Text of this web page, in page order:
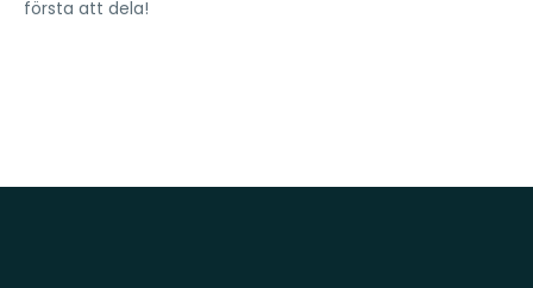
första att dela!